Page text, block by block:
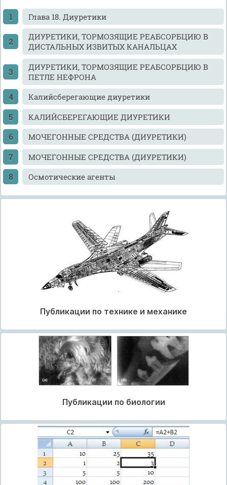
Глава 18. Диуретики
ДИУРЕТИКИ, ТОРМОЗЯЩИЕ РЕАБСОРБЦИЮ В
ДИСТАЛЬНЫХ ИЗВИТЫХ КАНАЛЬЦАХ
ДИУРЕТИКИ, ТОРМОЗЯЩИЕ РЕАБСОРБЦИЮ В
ПЕТЛЕ НЕФРОНА
Калийсберегающие диуретики
КАЛИЙСБЕРЕГАЮЩИЕ ДИУРЕТИКИ
МОЧЕГОННЫЕ СРЕДСТВА (ДИУРЕТИКИ)
МОЧЕГОННЫЕ СРЕДСТВА (ДИУРЕТИКИ)
Осмотические агенты
Публикации по технике и механике
Публикации по биологии